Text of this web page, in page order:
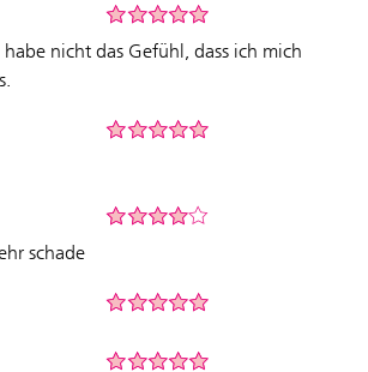
nicht das Gefühl, dass ich mich
schade